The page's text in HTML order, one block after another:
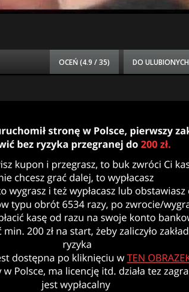
OCEŃ (4.9 / 35) DO ULUBIONYCH